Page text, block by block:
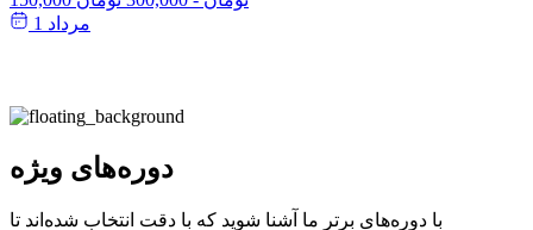
مرداد 1
دوره‌های ویژه
با دوره‌های برتر ما آشنا شوید که با دقت انتخاب شده‌اند تا